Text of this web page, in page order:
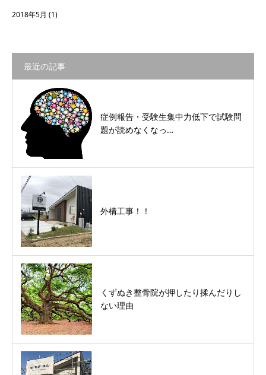
2018年5月 (1)
最近の記事
症例報告・受験生集中力低下で試験問
題が読めなくなっ…
外構工事！！
くずぬき整骨院が押したり揉んだりし
ない理由